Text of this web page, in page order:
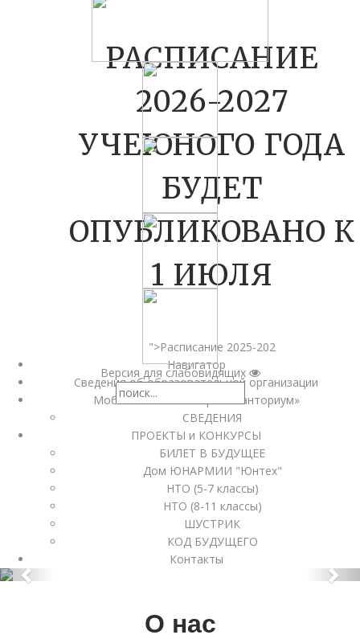
Версия для слабовидящих
РАСПИСАНИЕ
2026-2027
УЧЕЮНОГО ГОДА
БУДЕТ
ОПУБЛИКОВАНО К
1 ИЮЛЯ
">Расписание 2025-202
Навигатор
Сведения об образовательной организации
Мобильный технопарк «Кванториум»
СВЕДЕНИЯ
ПРОЕКТЫ и КОНКУРСЫ
БИЛЕТ В БУДУЩЕЕ
Дом ЮНАРМИИ "Юнтех"
НТО (5-7 классы)
НТО (8-11 классы)
ШУСТРИК
КОД БУДУЩЕГО
Контакты
Проектная траектория Энерджиквантум
направлена на изучение основных
направлений альтернативной энергетики,
практических навыков в этих областях, и
изучение принципов создания современных
транспортных средств на ее основе.
О нас